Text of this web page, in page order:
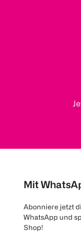
Mit
Abonniere jetzt
WhatsApp und
Shop!